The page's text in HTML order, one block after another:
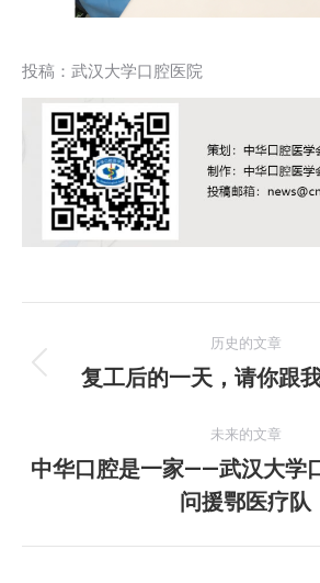
投稿：武汉大学口腔医院
章
航
历史的文章
历
的
文
章：
复工后的一天，请你跟
未来的文章
未
来
的
中华口腔是一家——武汉大学
问援鄂医疗队